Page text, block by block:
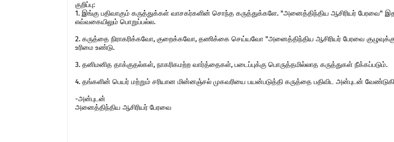
குறிப்பு:
1. இங்கு பதிவாகும் கருத்துக்கள் வாசகர்களின் சொந்த கருத்துக்களே. "அனைத்திந்திய ஆசிரியர் பேரவை"
எவ்வகையிலும் பொறுப்பல்ல.
2. கருத்தை நிராகரிக்கவோ, குறைக்கவோ, தணிக்கை செய்யவோ "அனைத்திந்திய ஆசிரியர் பேரவை குழுவுக்கு
உரிமை உண்டு.
3. தனிமனித தாக்குதல்கள், நாகரிகமற்ற வார்த்தைகள், படைப்புக்கு பொருத்தமில்லாத கருத்துகள் நீக்கப்படும்.
4. தங்களின் பெயர் மற்றும் சரியான மின்னஞ்சல் முகவரியை பயன்படுத்தி கருத்தை பதிவிட அன்புடன்
-அன்புடன்
அனைத்திந்திய ஆசிரியர் பேரவை